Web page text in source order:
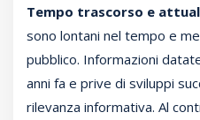
Tempo trascorso e
sono lontani nel tempo e
pubblico. Informazioni
anni fa e prive di sviluppi
rilevanza informativa. Al